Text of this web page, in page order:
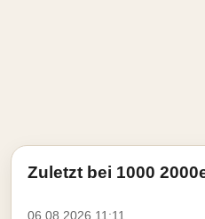
Zuletzt bei 1000
06.08.2026 11:11